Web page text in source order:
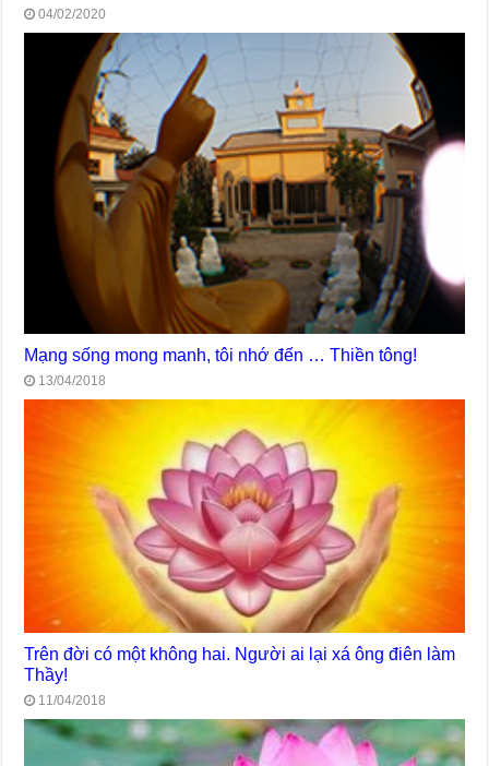
04/02/2020
Mạng sống mong manh, tôi nhớ đến … Thiền tông!
13/04/2018
Trên đời có một không hai. Người ai lại xá ông điên làm
Thầy!
11/04/2018